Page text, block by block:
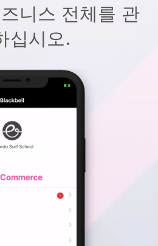
니스 전체를 관
십시오.